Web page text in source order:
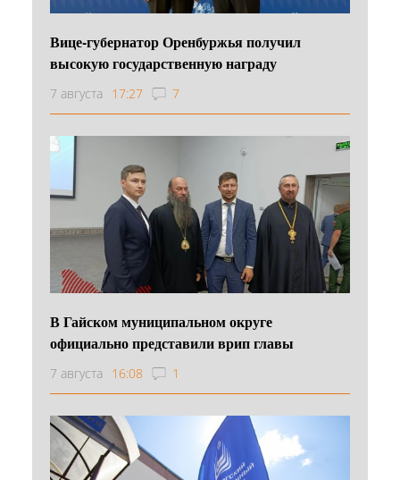
Вице-губернатор Оренбуржья получил
высокую государственную награду
7 августа 17:27 7
В Гайском муниципальном округе
официально представили врип главы
7 августа 16:08 1